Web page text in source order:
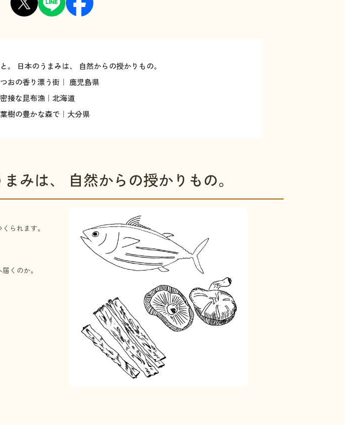
。 日本のうまみは、 自然からの授かりもの。
おの香り漂う街｜ 鹿児島県
接な昆布漁｜北海道
樹の豊かな森で｜大分県
みは、 自然からの授かりもの。
られます。
くのか。